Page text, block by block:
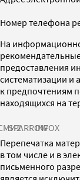
Номер телефона
На
предоставления
систематизации и
к предпочтениям
находящихся на
SPARROWINFOX
Перепечатка
в том числе и в
письменного